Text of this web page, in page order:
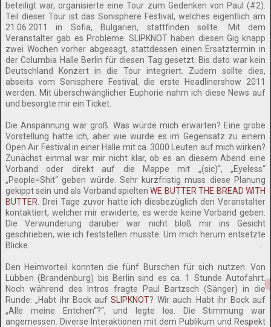
beteiligt war, organisierte eine Tour zum Gedenken von Paul (#2).
Teil dieser Tour ist das Sonisphere Festival, welches eigentlich am
21.06.2011 in Sofia, Bulgarien, stattfinden sollte. Mit dem
Veranstalter gab es Probleme. SLIPKNOT haben diesen Gig knapp
zwei Wochen vorher abgesagt, stattdessen einen Ersatztermin in
der Columbia Halle Berlin für diesen Tag gesetzt. Bis dato war kein
Deutschland Konzert in die Tour integriert. Zudem sollte dies,
abseits vom Sonisphere Festival, die erste Headlinershow 2011
werden. Mit überschwänglicher Euphorie nahm ich diese News auf
und besorgte mir ein Ticket.
Die Anspannung war groß. Was würde mich erwarten? Eine grobe
Vorstellung hatte ich, aber wie würde es im Gegensatz zu einem
Open Air Festival in einer Halle mit ca. 3000 Leuten auf mich wirken?
Zunächst einmal war mir nicht klar, ob es an diesem Abend eine
Vorband oder direkt auf die Mappe mit „(sic)“, „Eyeless“
„People=Shit“ geben würde. Sehr kurzfristig muss diese Planung
gekippt sein und als Vorband spieltenWE BUTTER THE BREAD WITH
BUTTER . Drei Tage zuvor hatte ich diesbezüglich den Veranstalter
kontaktiert, welcher mir erwiderte, es werde keine Vorband geben.
Die Verwunderung darüber war nicht bloß mir ins Gesicht
geschrieben, wie ich feststellen musste. Um mich herum entsetzte
Blicke.
Den Heimvorteil konnten die fünf Burschen für sich nutzen. Von
Lübben (Brandenburg) bis Berlin sind es ca. 1 Stunde Autofahrt.
Noch während des Intros fragte Paul Bartzsch (Sänger) in die
Runde: „Habt ihr Bock aufSLIPKNOT? Wir auch. Habt ihr Bock auf
„Alle meine Entchen“?“, und legte los. Die Stimmung war
angemessen. Diverse Interaktionen mit dem Publikum und Respekt